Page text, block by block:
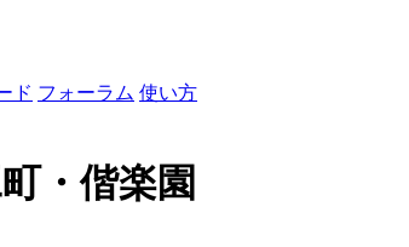
ド フォーラム 使い方
・偕楽園